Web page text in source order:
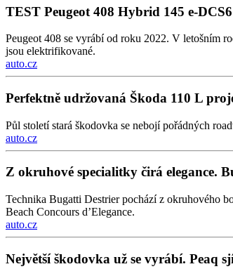
TEST Peugeot 408 Hybrid 145 e-
Peugeot 408 se vyrábí od roku 2022. V letošním
jsou elektrifikované.
auto.cz
Perfektně udržovaná Škoda 110 L
Půl století stará škodovka se nebojí pořádných
auto.cz
Z okruhové specialitky čirá elegance.
Technika Bugatti Destrier pochází z okruhového
Beach Concours d’Elegance.
auto.cz
Největší škodovka už se vyrábí. Peaq